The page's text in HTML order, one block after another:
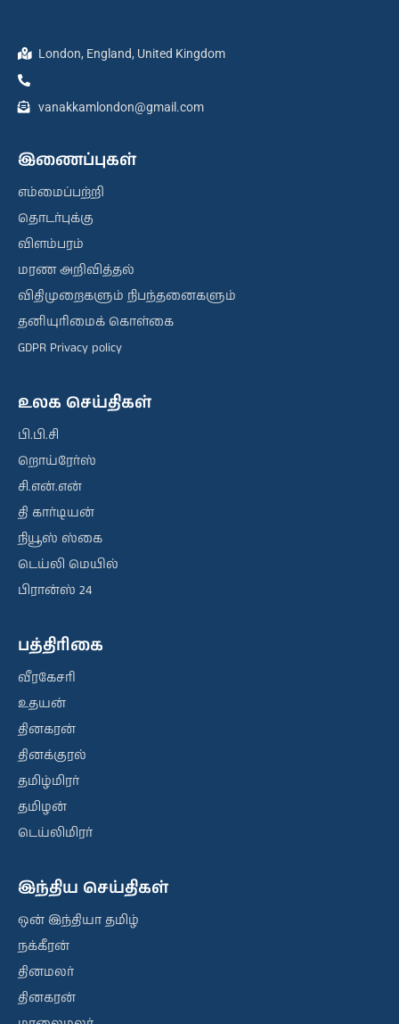
London, England, United Kingdom
vanakkamlondon@gmail.com
இணைப்புகள்
எம்மைப்பற்றி
தொடர்புக்கு
விளம்பரம்
மரண அறிவித்தல்
விதிமுறைகளும் நிபந்தனைகளும்
தனியுரிமைக் கொள்கை
GDPR Privacy policy
உலக செய்திகள்
பி.பி.சி
றொய்ரேர்ஸ்
சி.என்.என்
தி கார்டியன்
நியூஸ் ஸ்கை
டெய்லி மெயில்
பிரான்ஸ் 24
பத்திரிகை
வீரகேசரி
உதயன்
தினகரன்
தினக்குரல்
தமிழ்மிரர்
தமிழன்
டெய்லிமிரர்
இந்திய செய்திகள்
ஒன் இந்தியா தமிழ்
நக்கீரன்
தினமலர்
தினகரன்